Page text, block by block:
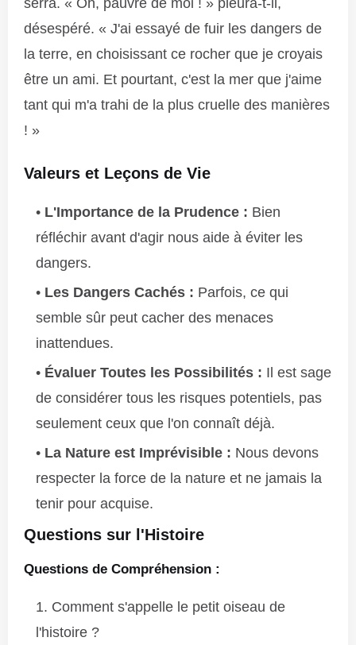
serra. « Oh, pauvre de moi ! » pleura-t-il,
désespéré. « J'ai essayé de fuir les dangers de
la terre, en choisissant ce rocher que je croyais
être un ami. Et pourtant, c'est la mer que j'aime
tant qui m'a trahi de la plus cruelle des manières
! »
Valeurs et Leçons de Vie
L'Importance de la Prudence : Bien
réfléchir avant d'agir nous aide à éviter les
dangers.
Les Dangers Cachés : Parfois, ce qui
semble sûr peut cacher des menaces
inattendues.
Évaluer Toutes les Possibilités : Il est sage
de considérer tous les risques potentiels, pas
seulement ceux que l'on connaît déjà.
La Nature est Imprévisible : Nous devons
respecter la force de la nature et ne jamais la
tenir pour acquise.
Questions sur l'Histoire
Questions de Compréhension :
Comment s'appelle le petit oiseau de
l'histoire ?